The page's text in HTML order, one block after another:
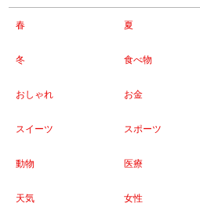
春 夏
冬 食べ物
おしゃれ お金
スイーツ スポーツ
動物 医療
天気 女性